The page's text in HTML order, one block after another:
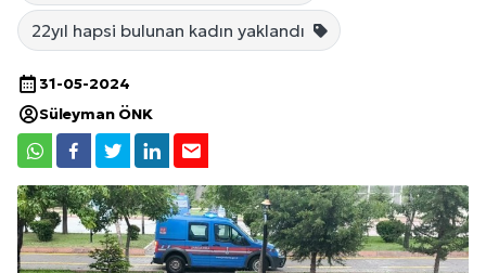
22yıl hapsi bulunan kadın yaklandı
31-05-2024
Süleyman ÖNK